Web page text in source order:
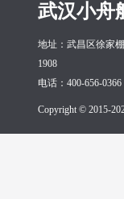
武汉小舟
地址：武昌区徐家
1908
电话：400-656-0366
Copyright © 2015-